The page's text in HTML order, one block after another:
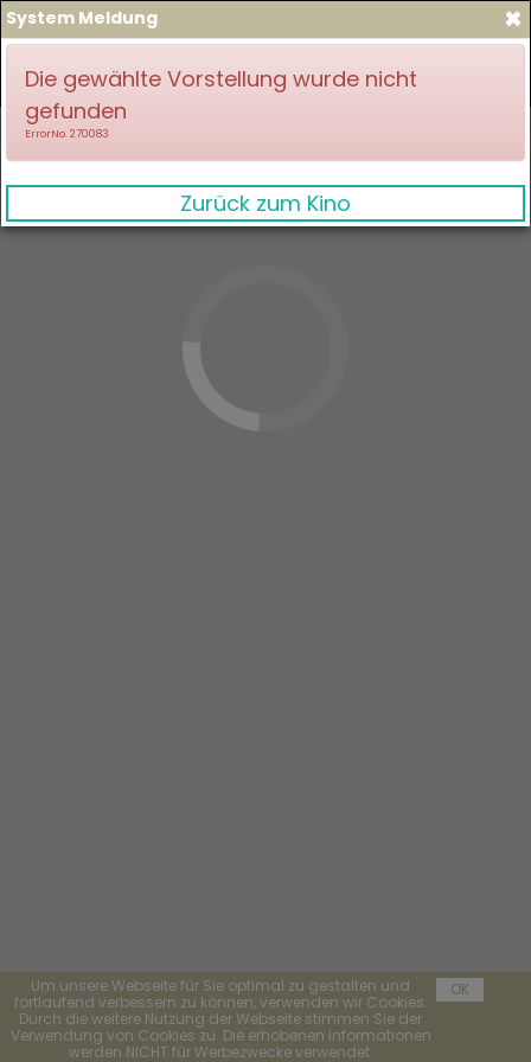
Um unsere Webseite für Sie optimal zu gestalten und
fortlaufend verbessern zu können, verwenden wir Cookies.
Durch die weitere Nutzung der Webseite stimmen Sie der
Verwendung von Cookies zu. Die erhobenen Informationen
werden NICHT für Werbezwecke verwendet.
OK
×
System Meldung
Die gewählte Vorstellung wurde nicht
gefunden
ErrorNo. 270083
Zurück zum Kino